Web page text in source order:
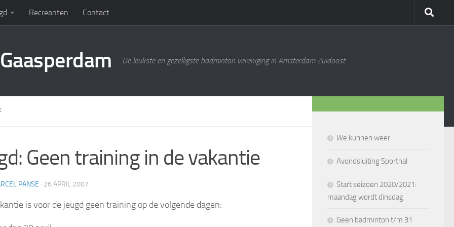
Recreanten Contact
De leukste en gezelligste badminton vereniging in Amsterdam Zuidoost
Geen training in de vakantie
PANSE · 26 APRIL 2007
is voor de jeugd geen training op de volgende dagen:
We kunnen weer
Avondsluiting Sporthal
Start seizoen 2020/2021:
maandag wordt dinsdag
Geen badminton t/m 31